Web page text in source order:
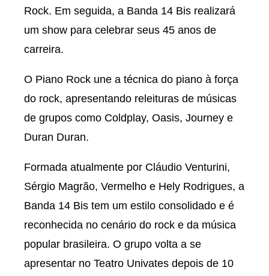
Rock. Em seguida, a Banda 14 Bis realizará
um show para celebrar seus 45 anos de
carreira.
O Piano Rock une a técnica do piano à força
do rock, apresentando releituras de músicas
de grupos como Coldplay, Oasis, Journey e
Duran Duran.
Formada atualmente por Cláudio Venturini,
Sérgio Magrão, Vermelho e Hely Rodrigues, a
Banda 14 Bis tem um estilo consolidado e é
reconhecida no cenário do rock e da música
popular brasileira. O grupo volta a se
apresentar no Teatro Univates depois de 10